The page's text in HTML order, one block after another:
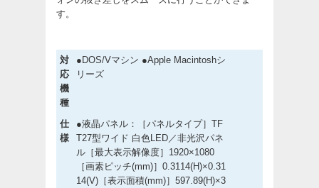
す。
対
応
機
種
●DOS/Vマシン ●Apple Macintoshシ
リーズ
仕
様
●液晶パネル：［パネルタイプ］TF
T27型ワイド 白色LED／非光沢パネ
ル［最大表示解像度］1920×1080
［画素ピッチ(mm)］0.3114(H)×0.31
14(V)［表示面積(mm)］597.89(H)×3